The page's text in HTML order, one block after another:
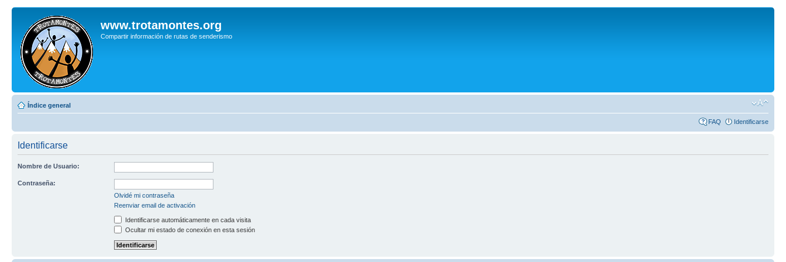
www.trotamontes.org
Compartir información de rutas de senderismo
Índice general
FAQ Identificarse
Identificarse
Nombre de Usuario:
Contraseña:
Olvidé mi contraseña
Reenviar email de activación
Identificarse automáticamente en cada visita
Ocultar mi estado de conexión en esta sesión